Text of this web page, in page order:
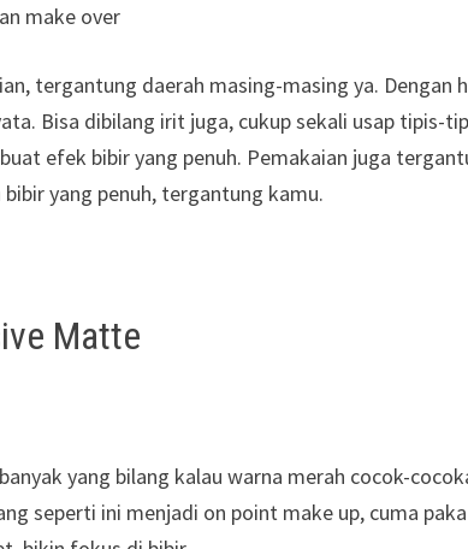
make over
tergantung daerah masing-masing ya. Dengan
Bisa dibilang irit juga, cukup sekali usap tipis-
efek bibir yang penuh. Pemakaian juga
yang penuh, tergantung kamu.
Matte
yang bilang kalau warna merah cocok-
seperti ini menjadi on point make up, cuma